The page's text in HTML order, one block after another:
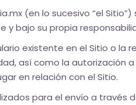
(en lo sucesivo “el
y bajo su propia
existente en el Sitio o la
así como la autorización a
en relación con el Sitio.
para el envío a